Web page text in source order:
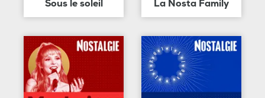
Sous le soleil La Nosta Family